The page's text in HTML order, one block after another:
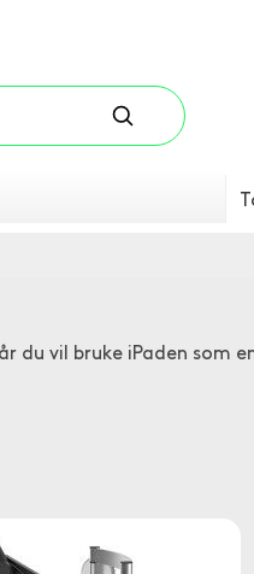
du vil bruke iPaden som